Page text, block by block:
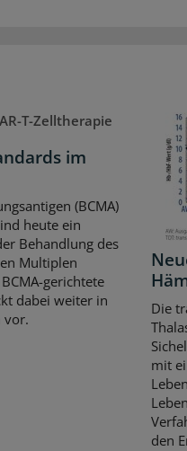
T-Zelltherapie
im
(BCMA)
heute ein
Behandlung des
Multiplen
gerichtete
dabei weiter in
vor.
Die
mit
den